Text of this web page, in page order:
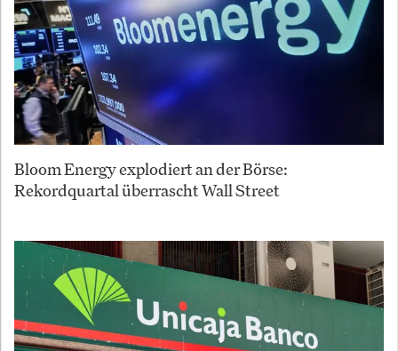
Bloom Energy explodiert an der Börse:
Rekordquartal überrascht Wall Street